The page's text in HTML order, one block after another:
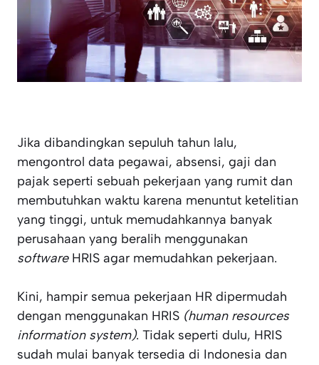
Jika dibandingkan sepuluh tahun lalu,
mengontrol data pegawai, absensi, gaji dan
pajak seperti sebuah pekerjaan yang rumit dan
membutuhkan waktu karena menuntut ketelitian
yang tinggi, untuk memudahkannya banyak
perusahaan yang beralih menggunakan
softwareHRIS agar memudahkan pekerjaan.
Kini, hampir semua pekerjaan HR dipermudah
dengan menggunakan HRIS (human resources
information system). Tidak seperti dulu, HRIS
sudah mulai banyak tersedia di Indonesia dan